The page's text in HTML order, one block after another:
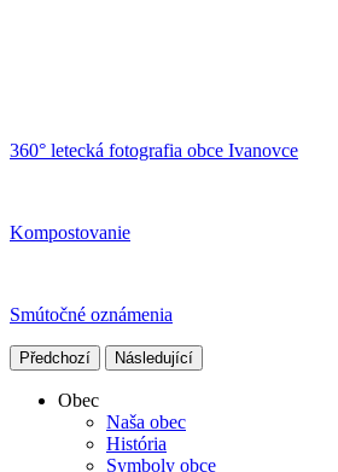
360° letecká fotografia obce Ivanovce
Kompostovanie
Smútočné oznámenia
Předchozí Následující
Obec
Naša obec
História
Symboly obce